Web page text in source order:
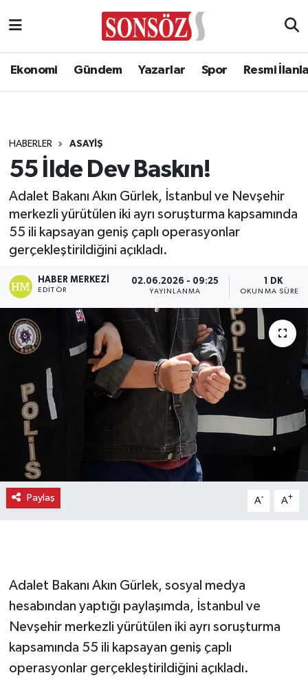
Ekonomi Gündem Yazarlar Spor Resmi
HABERLER ASAYIŞ
55 İlde Dev Baskın!
Adalet Bakanı Akın Gürlek, İstanbul ve Nevşehir
merkezli yürütülen iki ayrı soruşturma kapsamında
55 ili kapsayan geniş çaplı operasyonlar
gerçekleştirildiğini açıkladı.
HABER MERKEZI
EDITÖR
02.06.2026 - 09:25
YAYINLANMA
1 DK
OKUNMA SÜRESI
Paylaş A- A+
Adalet Bakanı Akın Gürlek, sosyal medya
hesabından yaptığı paylaşımda, İstanbul ve
Nevşehir merkezli yürütülen iki ayrı soruşturma
kapsamında 55 ili kapsayan geniş çaplı
operasyonlar gerçekleştirildiğini açıkladı.